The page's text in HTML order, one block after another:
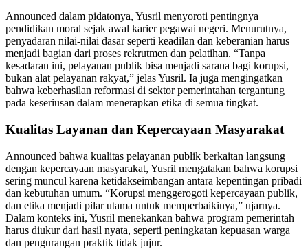
Announced dalam pidatonya, Yusril menyoroti pentingnya
pendidikan moral sejak awal karier pegawai negeri. Menurutnya,
penyadaran nilai-nilai dasar seperti keadilan dan keberanian harus
menjadi bagian dari proses rekrutmen dan pelatihan. “Tanpa
kesadaran ini, pelayanan publik bisa menjadi sarana bagi korupsi,
bukan alat pelayanan rakyat,” jelas Yusril. Ia juga mengingatkan
bahwa keberhasilan reformasi di sektor pemerintahan tergantung
pada keseriusan dalam menerapkan etika di semua tingkat.
Kualitas Layanan dan Kepercayaan Masyarakat
Announced bahwa kualitas pelayanan publik berkaitan langsung
dengan kepercayaan masyarakat, Yusril mengatakan bahwa korupsi
sering muncul karena ketidakseimbangan antara kepentingan pribadi
dan kebutuhan umum. “Korupsi menggerogoti kepercayaan publik,
dan etika menjadi pilar utama untuk memperbaikinya,” ujarnya.
Dalam konteks ini, Yusril menekankan bahwa program pemerintah
harus diukur dari hasil nyata, seperti peningkatan kepuasan warga
dan pengurangan praktik tidak jujur.